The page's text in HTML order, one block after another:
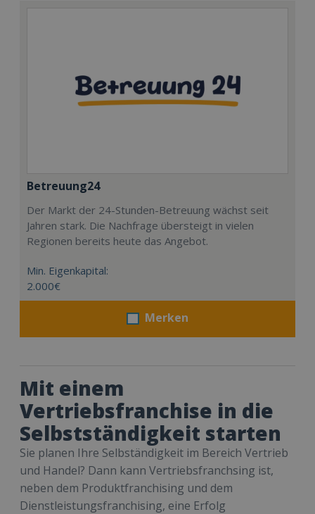
Betreuung24
Der Markt der 24-Stunden-Betreuung wächst seit
Jahren stark. Die Nachfrage übersteigt in vielen
Regionen bereits heute das Angebot.
Min. Eigenkapital:
2.000€
Merken
Mit einem
Vertriebsfranchise in die
Selbstständigkeit starten
Sie planen Ihre Selbständigkeit im Bereich Vertrieb
und Handel? Dann kann Vertriebsfranchsing ist,
neben dem Produktfranchising und dem
Dienstleistungsfranchising, eine Erfolg